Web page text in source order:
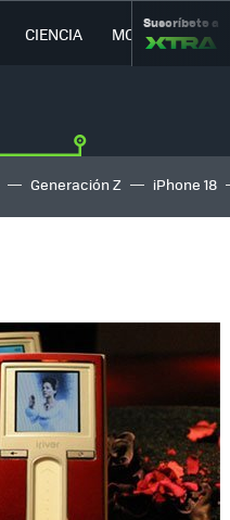
CIENCIA MOVILIDAD
Suscríbete a
Generación Z iPhone 18